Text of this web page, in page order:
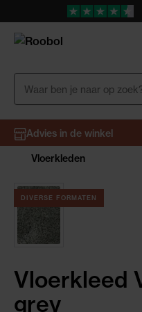
Advies in de winkel
Vloerkleden
DIVERSE FORMATEN
Vloerkleed
grey